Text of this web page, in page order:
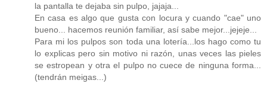
la pantalla te dejaba sin pulpo, jajaja...
En casa es algo que gusta con locura y cuando "cae" uno
bueno... hacemos reunión familiar, así sabe mejor...jejeje...
Para mi los pulpos son toda una lotería...los hago como tu
lo explicas pero sin motivo ni razón, unas veces las pieles
se estropean y otra el pulpo no cuece de ninguna forma...
(tendrán meigas...)